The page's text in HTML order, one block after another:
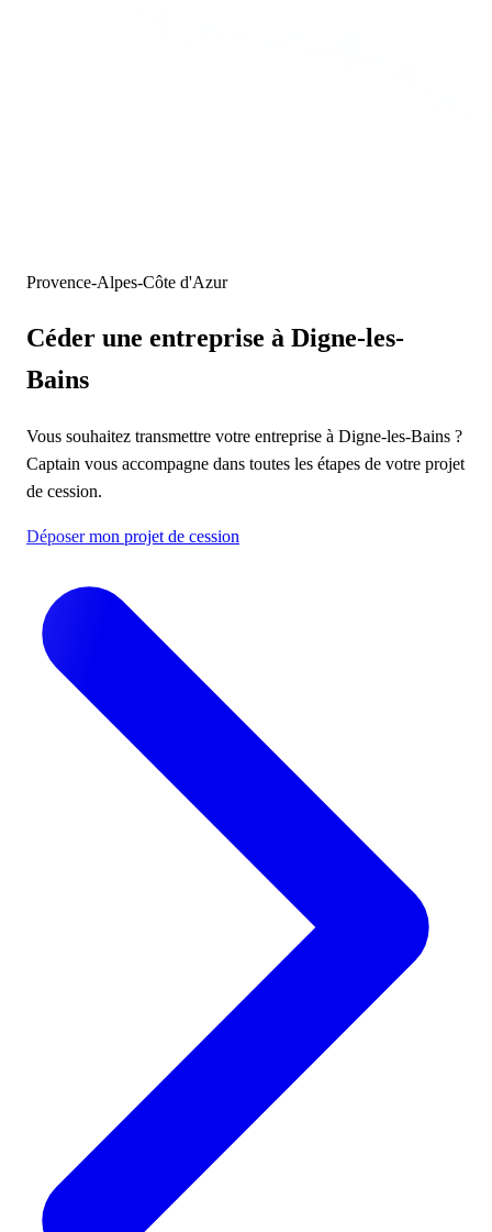
Provence-Alpes-Côte d'Azur
Céder une entreprise à Digne-les-
Bains
Vous souhaitez transmettre votre entreprise à Digne-les-Bains ?
Captain vous accompagne dans toutes les étapes de votre projet
de cession.
Déposer mon projet de cession